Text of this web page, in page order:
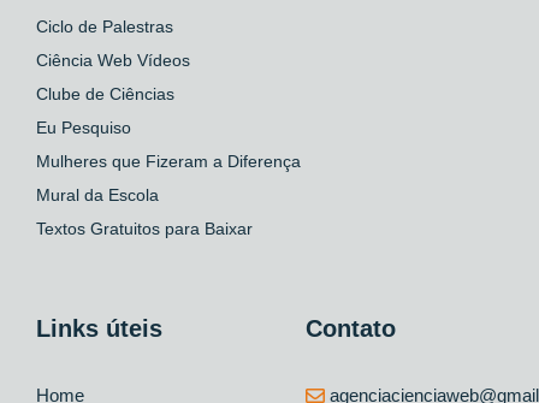
Ciclo de Palestras
Ciência Web Vídeos
Clube de Ciências
Eu Pesquiso
Mulheres que Fizeram a Diferença
Mural da Escola
Textos Gratuitos para Baixar
Links úteis
Home
Contato